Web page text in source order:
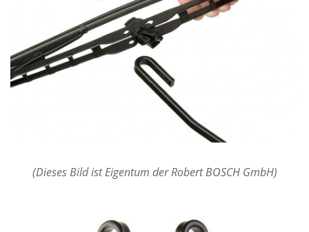
(Dieses Bild ist Eigentum der Robert BOSCH GmbH)